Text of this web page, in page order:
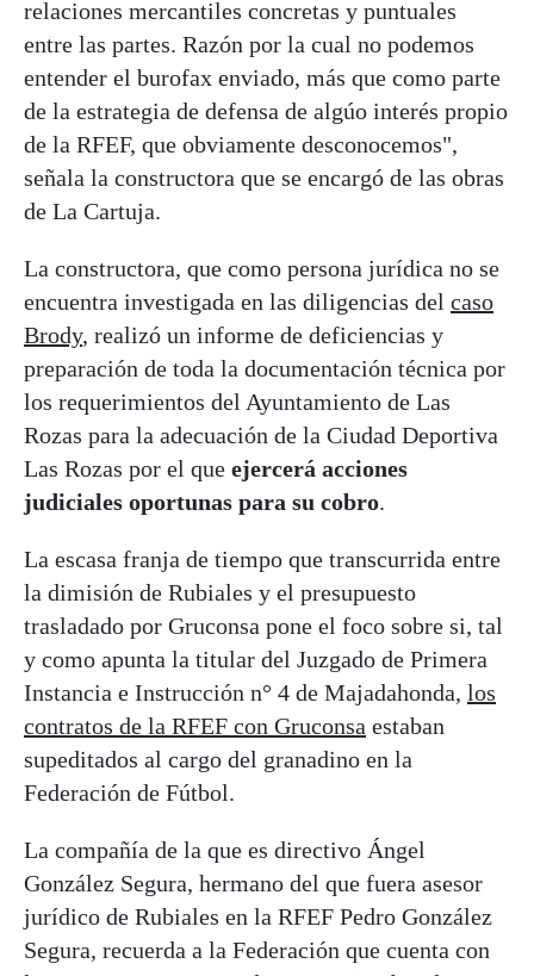
relaciones mercantiles concretas y puntuales
entre las partes. Razón por la cual no podemos
entender el burofax enviado, más que como parte
de la estrategia de defensa de algúo interés propio
de la RFEF, que obviamente desconocemos",
señala la constructora que se encargó de las obras
de La Cartuja.
La constructora, que como persona jurídica no se
encuentra investigada en las diligencias del caso
Brody, realizó un informe de deficiencias y
preparación de toda la documentación técnica por
los requerimientos del Ayuntamiento de Las
Rozas para la adecuación de la Ciudad Deportiva
Las Rozas por el que ejercerá acciones
judiciales oportunas para su cobro.
La escasa franja de tiempo que transcurrida entre
la dimisión de Rubiales y el presupuesto
trasladado por Gruconsa pone el foco sobre si, tal
y como apunta la titular del Juzgado de Primera
Instancia e Instrucción n° 4 de Majadahonda, los
contratos de la RFEF con Gruconsa estaban
supeditados al cargo del granadino en la
Federación de Fútbol.
La compañía de la que es directivo Ángel
González Segura, hermano del que fuera asesor
jurídico de Rubiales en la RFEF Pedro González
Segura, recuerda a la Federación que cuenta con